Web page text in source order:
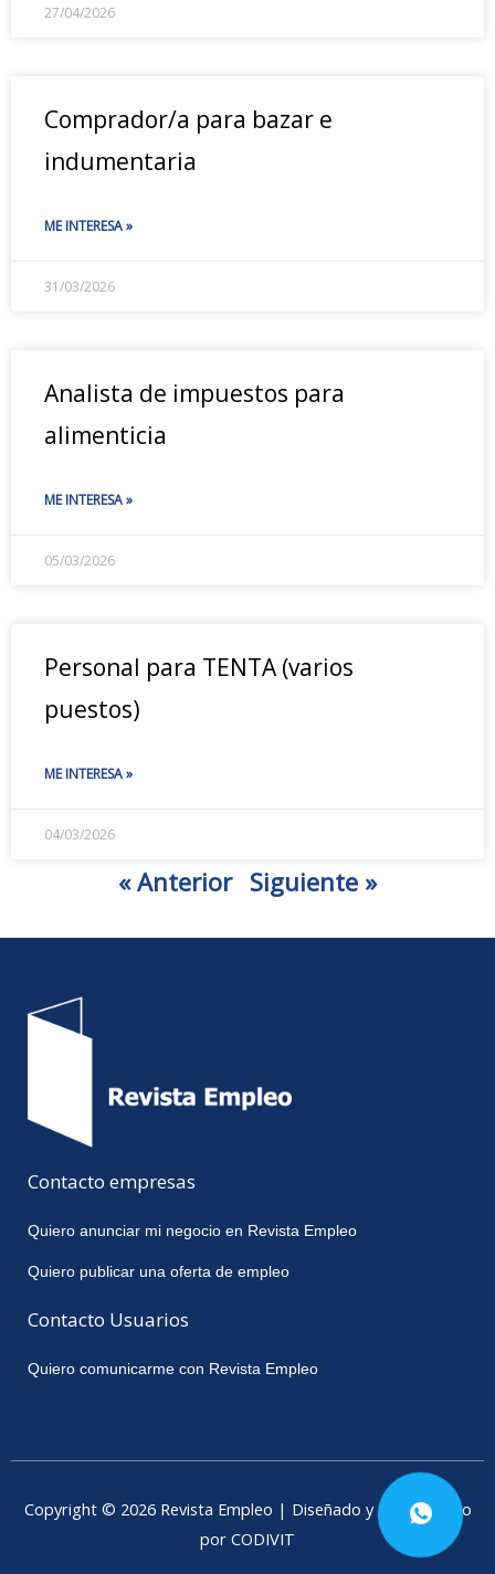
27/04/2026
Comprador/a para bazar e
indumentaria
ME INTERESA »
31/03/2026
Analista de impuestos para
alimenticia
ME INTERESA »
05/03/2026
Personal para TENTA (varios
puestos)
ME INTERESA »
04/03/2026
« Anterior Siguiente »
Contacto empresas
Quiero anunciar mi negocio en Revista Empleo
Quiero publicar una oferta de empleo
Contacto Usuarios
Quiero comunicarme con Revista Empleo
Copyright © 2026 Revista Empleo | Diseñado y desarrollado
por CODIVIT